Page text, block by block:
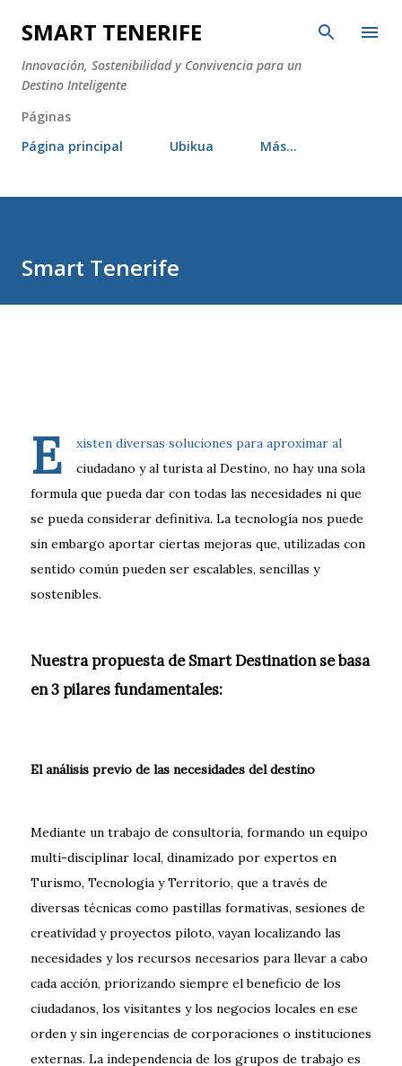
Ir al contenido principal
SMART TENERIFE
Innovación, Sostenibilidad y Convivencia para un
Destino Inteligente
Páginas
Página principal
Ubikua Más…
Smart Tenerife
E
xisten diversas soluciones para aproximar al
ciudadano y al turista al Destino, no hay una sola
formula que pueda dar con todas las necesidades ni que
se pueda considerar definitiva. La tecnología nos puede
sin embargo aportar ciertas mejoras que, utilizadas con
sentido común pueden ser escalables, sencillas y
sostenibles.
Nuestra propuesta de Smart Destination se basa
en 3 pilares fundamentales:
El análisis previo de las necesidades del destino
Mediante un trabajo de consultoría, formando un equipo
multi-disciplinar local, dinamizado por expertos en
Turismo, Tecnología y Territorio, que a través de
diversas técnicas como pastillas formativas, sesiones de
creatividad y proyectos piloto, vayan localizando las
necesidades y los recursos necesarios para llevar a cabo
cada acción, priorizando siempre el beneficio de los
ciudadanos, los visitantes y los negocios locales en ese
orden y sin ingerencias de corporaciones o instituciones
externas. La independencia de los grupos de trabajo es